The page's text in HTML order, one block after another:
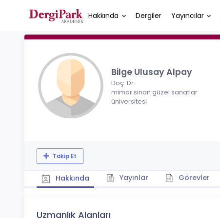
Hakkında Dergiler Yayıncılar
Bilge Ulusay Alpay
Doç. Dr.
mimar sinan güzel sanatlar
üniversitesi
Takip Et
Hakkında Yayınlar Görevler
Uzmanlık Alanları